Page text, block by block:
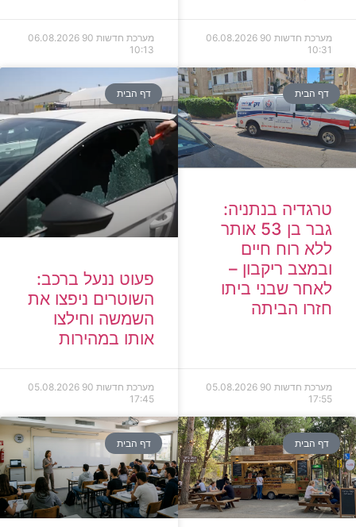
מערכת חדשות 90
06.08.2026
10:31
מערכת חדשות 90
06.08.2026
10:13
דף הבית
טרגדיה בנתניה:
גבר בן 53 אותר
ללא רוח חיים
ובמצב ריקבון –
לאחר שבני ביתו
חזרו הביתה
מערכת חדשות 90
05.08.2026
17:55
דף הבית
פעוט ננעל ברכב:
השוטרים ניפצו את
השמשה וחילצו
אותו במהירות
מערכת חדשות 90
05.08.2026
17:45
דף הבית דף הבית